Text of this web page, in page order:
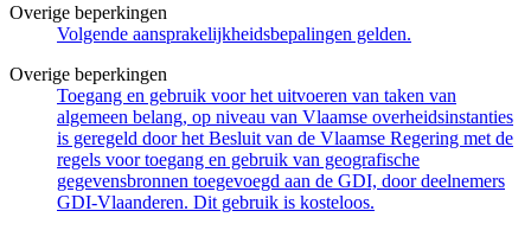
Overige beperkingen
Volgende aansprakelijkheidsbepalingen gelden.
Overige beperkingen
Toegang en gebruik voor het uitvoeren van taken van
algemeen belang, op niveau van Vlaamse overheidsinstanties
is geregeld door het Besluit van de Vlaamse Regering met de
regels voor toegang en gebruik van geografische
gegevensbronnen toegevoegd aan de GDI, door deelnemers
GDI-Vlaanderen. Dit gebruik is kosteloos.